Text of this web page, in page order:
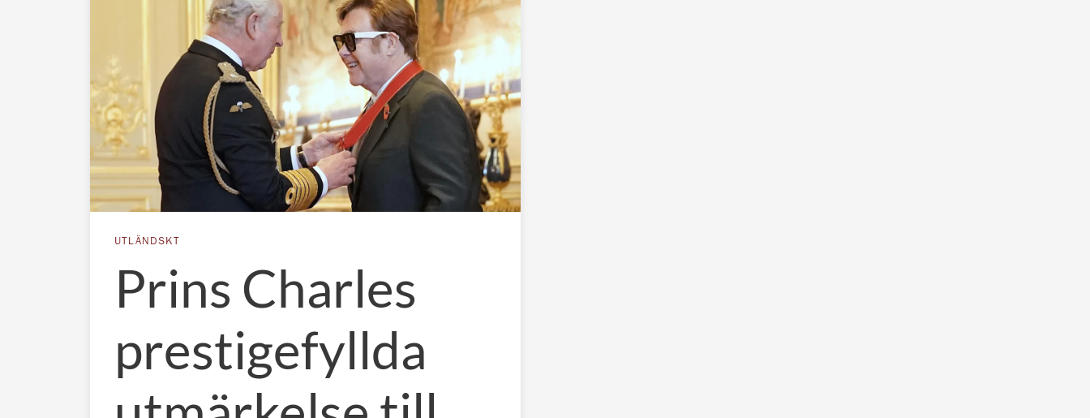
UTLÄNDSKT
Prins Charles
prestigefyllda